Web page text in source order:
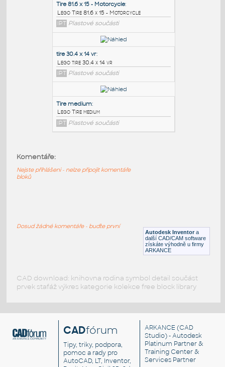
PODOBNÉ BLOKY
Wheel 49.6 x 28 VR
Lego Wheel 49.6 x 28 VR
IPT Plastové součásti
Tire 81.6 x 15 - Motorcycle:
Lego Tire 81.6 x 15 - Motorcycle
IPT Plastové součásti
Lego tire 30.4 x 14 vr
Lego Tire medium
Autodesk Inventor a
další CAD/CAM software
získáte výhodně u firmy
ARKANCE
Komentáře:
Nejste přihlášeni - nelze připojit komentáře
bloků
Dosud žádné komentáře - buďte první
CAD download: knihovna rodina symbol detail součást
prvek stafáž výkres kategorie kolekce free block library
CADfórum
Tipy, triky, podpora,
pomoc a rady pro
AutoCAD, LT, Inventor,
ARKANCE (CAD
Studio) - Autodesk
Platinum Partner &
Training Center &
Services Partner